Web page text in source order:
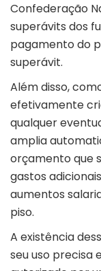
Confederação
superávits dos
pagamento do
superávit.
Além disso,
efetivamente
qualquer
amplia
orçamento que
gastos
aumentos
piso.
A existência
seu uso precisa